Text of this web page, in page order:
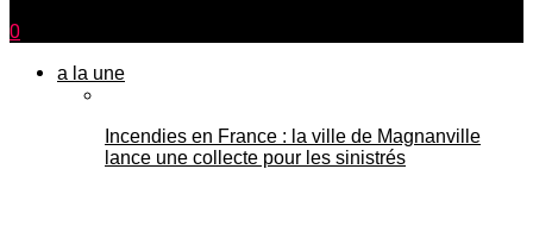
0
a la une
Incendies en France : la ville de Magnanville
lance une collecte pour les sinistrés